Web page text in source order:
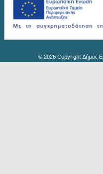
© 2026 Copyright Δήμος